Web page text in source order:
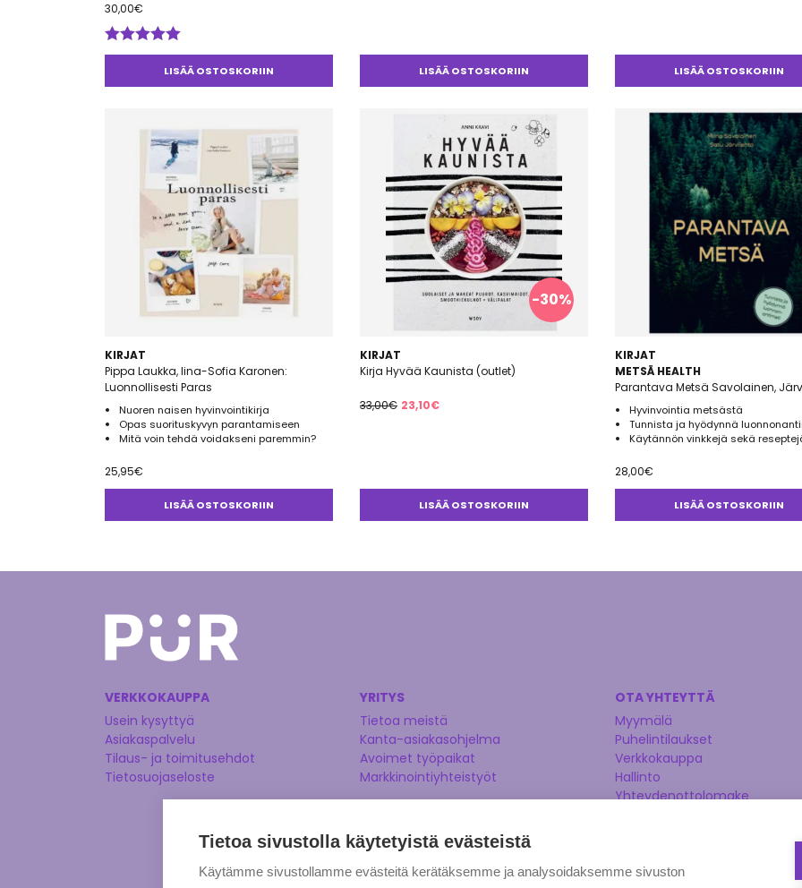
30,00€
Arvostelu
tuotteesta:LISÄÄ OSTOSKORIIN LISÄÄ OSTOSKORIIN LISÄÄ OSTOSKORIIN
KIRJAT
Pippa Laukka, Iina-Sofia Karonen:
Luonnollisesti Paras
Nuoren naisen hyvinvointikirja
Opas suorituskyvyn parantamiseen
Mitä voin tehdä voidakseni paremmin?
25,95€
LISÄÄ OSTOSKORIIN
-30%
KIRJAT
Kirja Hyvää Kaunista (outlet)
33,00€ Alkuperäinen
23,10€Nykyinen
LISÄÄ OSTOSKORIIN
KIRJAT
METSÄ HEALTH
Parantava Metsä Savolainen,
Hyvinvointia metsästä
Tunnista ja hyödynnä
Käytännön vinkkejä sekä
28,00€
LISÄÄ OSTOSKORIIN
VERKKOKAUPPA
Usein kysyttyä
Asiakaspalvelu
Tilaus- ja toimitusehdot
Tietosuojaseloste
YRITYS
Tietoa meistä
Kanta-asiakasohjelma
Avoimet työpaikat
Markkinointiyhteistyöt
OTA YHTEYTTÄ
Myymälä
Puhelintilaukset
Verkkokauppa
Hallinto
Yhteydenottolomake
Tietoa sivustolla käytetyistä evästeistä
Käytämme sivustollamme evästeitä kerätäksemme ja analysoidaksemme sivuston